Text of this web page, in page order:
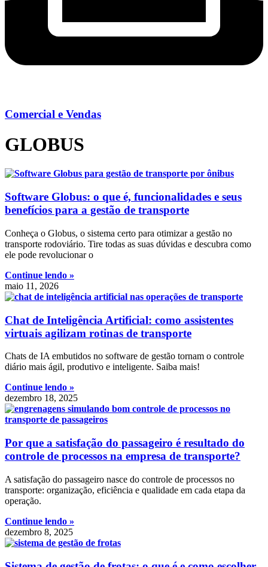
Comercial e Vendas
GLOBUS
Software Globus: o que é, funcionalidades e seus
benefícios para a gestão de transporte
Conheça o Globus, o sistema certo para otimizar a gestão no
transporte rodoviário. Tire todas as suas dúvidas e descubra como
ele pode revolucionar o
Continue lendo »
maio 11, 2026
Chat de Inteligência Artificial: como assistentes
virtuais agilizam rotinas de transporte
Chats de IA embutidos no software de gestão tornam o controle
diário mais ágil, produtivo e inteligente. Saiba mais!
Continue lendo »
dezembro 18, 2025
Por que a satisfação do passageiro é resultado do
controle de processos na empresa de transporte?
A satisfação do passageiro nasce do controle de processos no
transporte: organização, eficiência e qualidade em cada etapa da
operação.
Continue lendo »
dezembro 8, 2025